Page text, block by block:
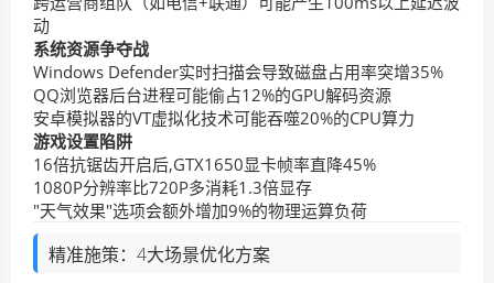
动
系统资源争夺战
Windows Defender实时扫描会导致磁盘占用率突增35%
QQ浏览器后台进程可能偷占12%的GPU解码资源
安卓模拟器的VT虚拟化技术可能吞噬20%的CPU算力
游戏设置陷阱
16倍抗锯齿开启后,GTX1650显卡帧率直降45%
1080P分辨率比720P多消耗1.3倍显存
"天气效果"选项会额外增加9%的物理运算负荷
精准施策：4大场景优化方案